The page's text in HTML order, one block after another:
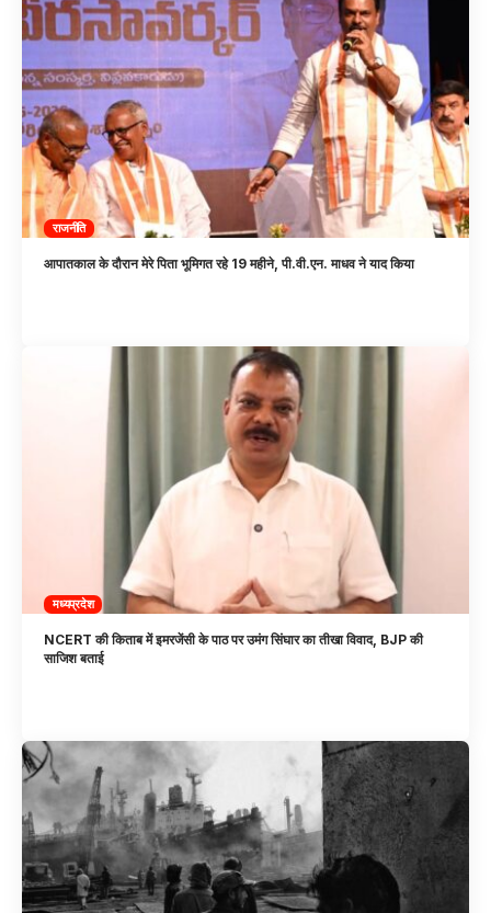
राजनीति
आपातकाल के दौरान मेरे पिता भूमिगत रहे 19 महीने, पी.वी.एन. माधव ने याद किया
मध्यप्रदेश
NCERT की किताब में इमरजेंसी के पाठ पर उमंग सिंघार का तीखा विवाद, BJP की
साजिश बताई